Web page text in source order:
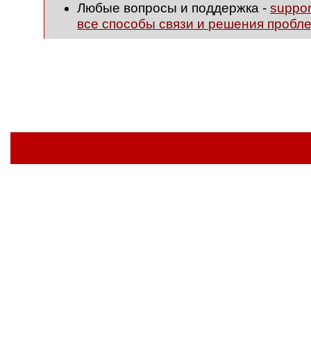
Любые вопросы и поддержка -
все способы связи и решения